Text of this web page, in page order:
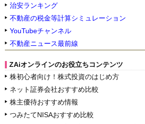
治安ランキング
不動産の税金等計算シミュレーション
YouTubeチャンネル
不動産ニュース最前線
ZAiオンラインのお役立ちコンテンツ
株初心者向け！株式投資のはじめ方
ネット証券会社おすすめ比較
株主優待おすすめ情報
つみたてNISAおすすめ比較